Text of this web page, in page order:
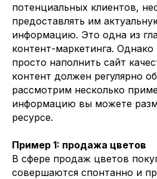
потенциальных клиентов,
предоставлять им
информацию. Это одна из
контент-маркетинга. Однако
просто наполнить сайт
контент должен регулярно
рассмотрим несколько
информацию вы можете
ресурсе.
Пример 1: продажа цветов
В сфере продаж цветов
совершаются спонтанно и